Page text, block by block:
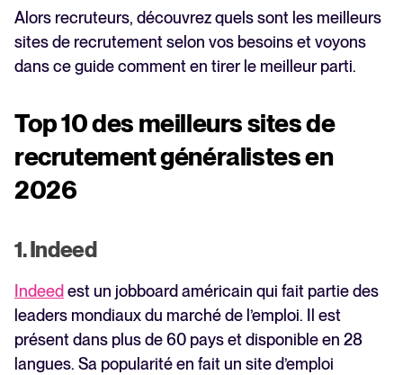
Alors recruteurs, découvrez quels sont les meilleurs
sites de recrutement selon vos besoins et voyons
dans ce guide comment en tirer le meilleur parti.
Top 10 des meilleurs sites de
recrutement généralistes en
2026
1. Indeed
Indeed est un jobboard américain qui fait partie des
leaders mondiaux du marché de l’emploi. Il est
présent dans plus de 60 pays et disponible en 28
langues. Sa popularité en fait un site d’emploi